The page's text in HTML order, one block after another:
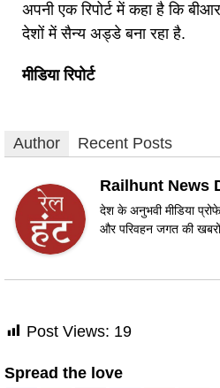
अपनी एक रिपोर्ट में कहा है कि
देशों में सैन्य अड्डे बना रहा है.
मीडिया रिपोर्ट
Author Recent Posts
Railhunt News
देश के अनुभवी मीडिया
और परिवहन जगत की
Post Views: 19
Spread the love